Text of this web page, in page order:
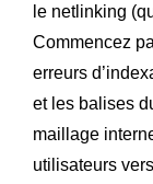
le netlinking
Commencez
erreurs
et les balises
maillage
utilisateurs